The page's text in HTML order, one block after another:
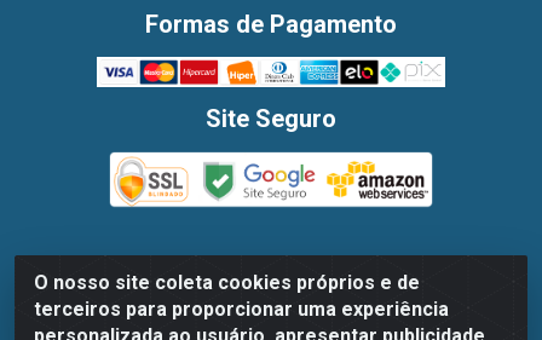
O nosso site coleta cookies próprios e de
terceiros para proporcionar uma experiência
Formas de Pagamento
Site Seguro
Dispan Distribuidora de Alimentos LTDA - Avenida
Marechal Mascarenhas De Moraes, 1048- Imbiribeira,